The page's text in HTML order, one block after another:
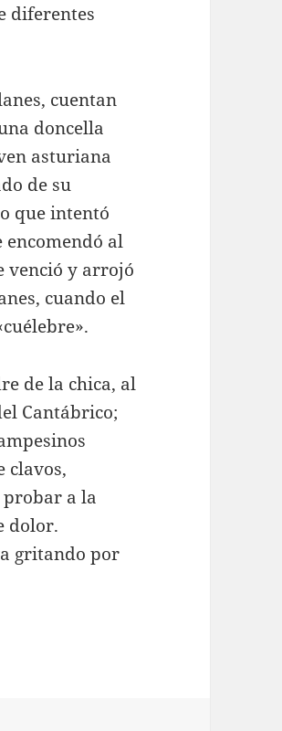
diferentes
cuentan
doncella
asturiana
de su
que intentó
al
venció y arrojó
cuando el
de la chica, al
Cantábrico;
clavos,
probar a la
dolor.
gritando por